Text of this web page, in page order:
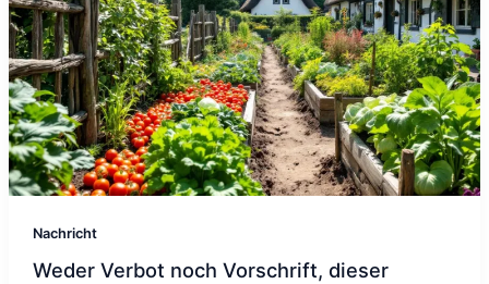
Nachricht
Weder Verbot noch Vorschrift, dieser